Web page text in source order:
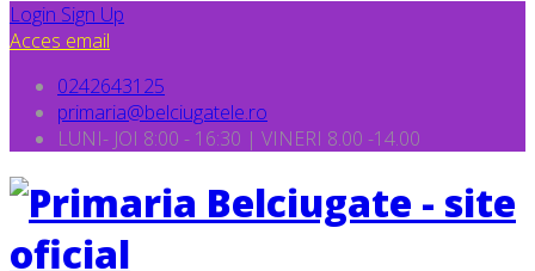
Login Sign Up
Acces email
0242643125
primaria@belciugatele.ro
LUNI- JOI 8:00 - 16:30 | VINERI 8.00 -14.00